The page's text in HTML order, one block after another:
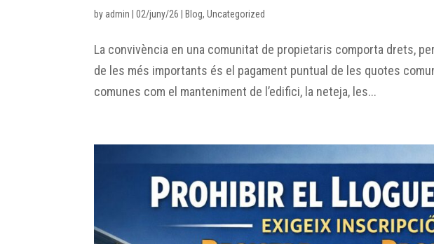
by admin |02/juny/26 Blog,Uncategorized
La convivència en una comunitat de propietaris comporta drets,
de les més importants és el pagament puntual de les quotes
comunes com el manteniment de l’edifici, la neteja, les...